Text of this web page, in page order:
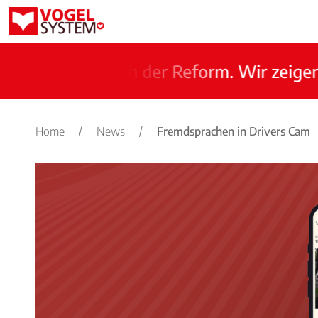
nach der Reform. Wir zeigen Ihnen
Home / News / Fremdsprachen in Drivers Cam